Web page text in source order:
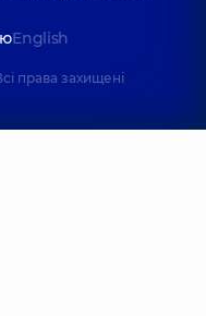
English
права захищені